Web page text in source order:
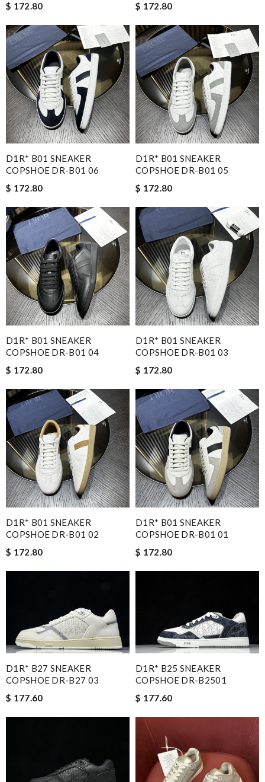
$ 172.80
$ 172.80
D1R* B01 SNEAKER
COPSHOE DR-B01 06
$ 172.80
D1R* B01 SNEAKER
COPSHOE DR-B01 05
$ 172.80
D1R* B01 SNEAKER
COPSHOE DR-B01 04
$ 172.80
D1R* B01 SNEAKER
COPSHOE DR-B01 03
$ 172.80
D1R* B01 SNEAKER
COPSHOE DR-B01 02
$ 172.80
D1R* B01 SNEAKER
COPSHOE DR-B01 01
$ 172.80
D1R* B27 SNEAKER
COPSHOE DR-B27 03
$ 177.60
D1R* B25 SNEAKER
COPSHOE DR-B2501
$ 177.60